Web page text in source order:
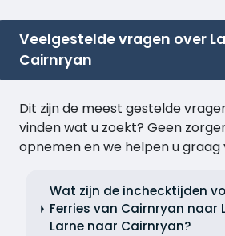
Veelgestelde vragen over
Cairnryan
Dit zijn de meest gestelde
vinden wat u zoekt? Geen
opnemen en we helpen u graag
Wat zijn de inchecktijden
Ferries van Cairnryan naar
Larne naar Cairnryan?